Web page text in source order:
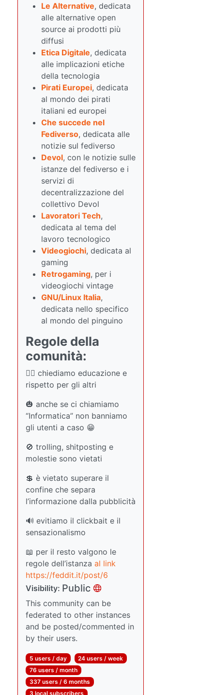
Le Alternative, dedicata
alle alternative open
source ai prodotti più
diffusi
Etica Digitale, dedicata
alle implicazioni etiche
della tecnologia
Pirati Europei, dedicata
al mondo dei pirati
italiani ed europei
Che succede nel
Fediverso, dedicata alle
notizie sul fediverso
Devol, con le notizie sulle
istanze del fediverso e i
servizi di
decentralizzazione del
collettivo Devol
Lavoratori Tech,
dedicata al tema del
lavoro tecnologico
Videogiochi, dedicata al
gaming
Retrogaming, per i
videogiochi vintage
GNU/Linux Italia,
dedicata nello specifico
al mondo del pinguino
Regole della
comunità:
🏳️‍🌈 chiediamo educazione e
rispetto per gli altri
🎃 anche se ci chiamiamo
“Informatica” non banniamo
gli utenti a caso 😁
🚫 trolling, shitposting e
molestie sono vietati
💲 è vietato superare il
confine che separa
l’informazione dalla pubblicità
🔊 evitiamo il clickbait e il
sensazionalismo
📖 per il resto valgono le
regole dell’istanza al link
https://feddit.it/post/6
Visibility: Public
This community can be
federated to other instances
and be posted/commented in
by their users.
5 users / day
24 users / week
76 users / month
337 users / 6 months
3 local subscribers